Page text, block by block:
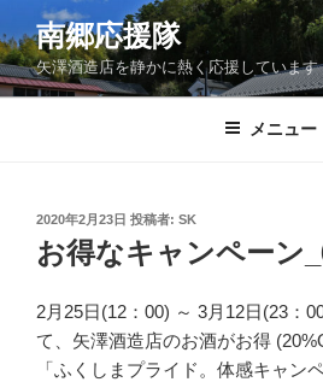
ン
テ
ン
南郷応援隊
矢澤酒造店を静かに熱く応援しています
メニュー
投
稿
日:
2020年2月23日 投稿者: SK
お得なキャンペーン
2月25日(12：00) ～ 3月12日(23：
て、矢澤酒造店のお酒がお得
「ふくしまプライド。体感キャン